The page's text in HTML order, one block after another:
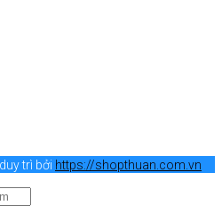
trì bởi https://shopthuan.com.vn